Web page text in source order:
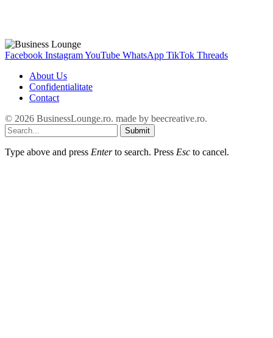
Facebook InstagramYouTube WhatsApp TikTok Threads
About Us
Confidentialitate
Contact
© 2026 BusinessLounge.ro. made by beecreative.ro.
Submit
Type above and press Enterto search. Press Esc to cancel.